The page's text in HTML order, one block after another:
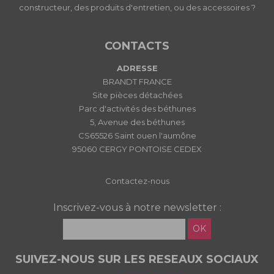
constructeur, des produits d'entretien, ou des accessoires ?
CONTACTS
ADRESSE
BRANDT FRANCE
Site pièces détachées
Parc d'activités des béthunes
5, Avenue des béthunes
CS65526 Saint ouen l'aumône
95060 CERGY PONTOISE CEDEX
Contactez-nous
Inscrivez-vous à notre newsletter :
OK
SUIVEZ-NOUS SUR LES RESEAUX SOCIAUX